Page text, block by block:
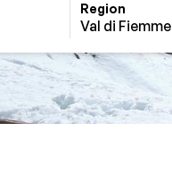
Region
Val di Fiemme